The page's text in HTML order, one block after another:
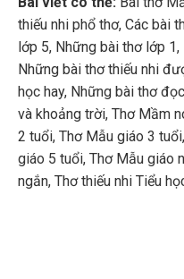
thiếu nhi phổ thơ, Các bài
lớp 5, Những bài thơ lớp 1,
Những bài thơ thiếu nhi
học hay, Những bài thơ
và khoảng trời, Thơ Mầm
2 tuổi, Thơ Mẫu giáo 3 tuổi,
giáo 5 tuổi, Thơ Mẫu giáo
ngắn, Thơ thiếu nhi Tiểu